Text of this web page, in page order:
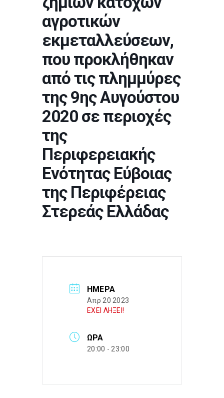
αγροτικών
εκμεταλλεύσεων,
που προκλήθηκαν
από τις πλημμύρες
της 9ης Αυγούστου
2020 σε περιοχές
της
Περιφερειακής
Ενότητας Εύβοιας
της Περιφέρειας
Στερεάς Ελλάδας
ΗΜΈΡΑ
Απρ 20 2023
ΕΧΕΙ ΛΗΞΕΙ!
ΏΡΑ
20:00 - 23:00